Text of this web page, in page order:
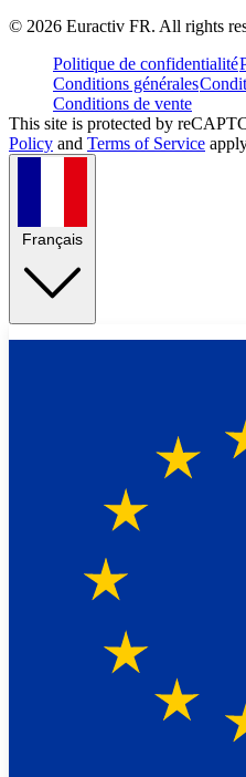
© 2026 Euractiv FR. All rights
Politique de confidentialité
Conditions générales
Conditions de vente
This site is protected by
Policy and Terms of Service
Français